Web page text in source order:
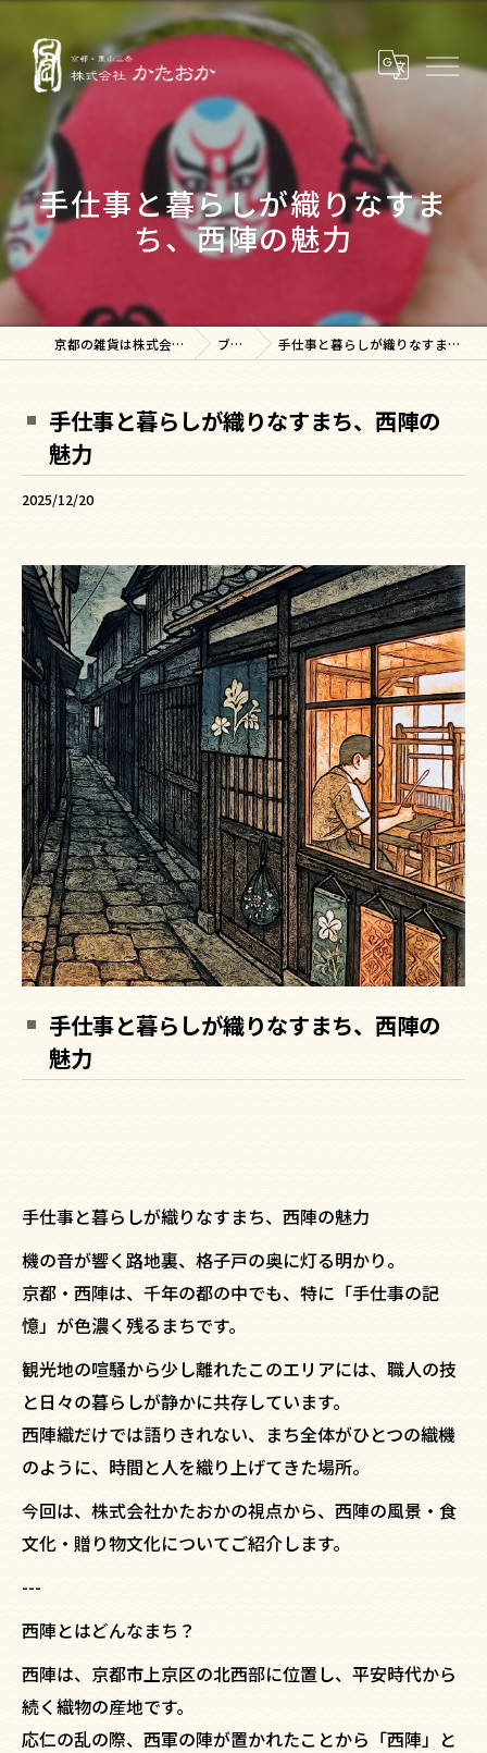
手仕事と暮らしが織りなすま
ち、西陣の魅力
京都の雑貨は株式会社かたおか ブログ 手仕事と暮らしが織りなすまち、西陣の魅力
手仕事と暮らしが織りなすまち、西陣の
魅力
2025/12/20
手仕事と暮らしが織りなすまち、西陣の
魅力
手仕事と暮らしが織りなすまち、西陣の魅力
機の音が響く路地裏、格子戸の奥に灯る明かり。
京都・西陣は、千年の都の中でも、特に「手仕事の記
憶」が色濃く残るまちです。
観光地の喧騒から少し離れたこのエリアには、職人の技
と日々の暮らしが静かに共存しています。
西陣織だけでは語りきれない、まち全体がひとつの織機
のように、時間と人を織り上げてきた場所。
今回は、株式会社かたおかの視点から、西陣の風景・食
文化・贈り物文化についてご紹介します。
---
西陣とはどんなまち？
西陣は、京都市上京区の北西部に位置し、平安時代から
続く織物の産地です。
応仁の乱の際、西軍の陣が置かれたことから「西陣」と